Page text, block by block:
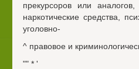
прекурсоров или
наркотические средства,
уголовно-
^ правовое и
"" * '